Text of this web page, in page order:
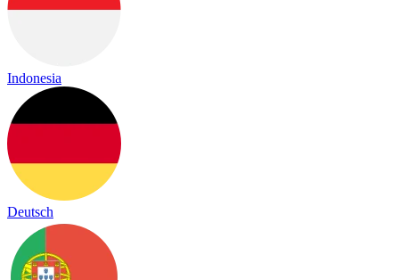
Indonesia
Deutsch